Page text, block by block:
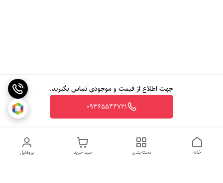
جهت اطلاع از قیمت و موجودی تماس بگیرید.
09365544721
پروفایل سبد خرید دسته‌بندی خانه